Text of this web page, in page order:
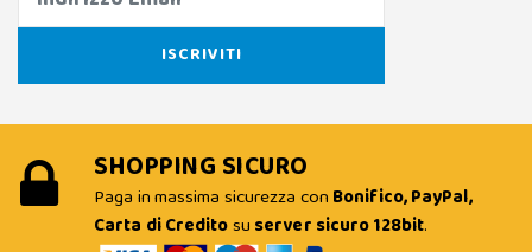
SHOPPING SICURO
Paga in massima sicurezza con Bonifico, PayPal,
Carta di Creditosu server sicuro 128bit.